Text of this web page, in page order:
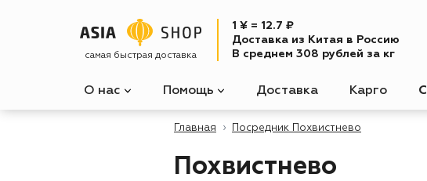
самая быстрая доставка
1 ¥ = 12.7 ₽
Доставка из Китая в Россию
В среднем 308 рублей за кг
О нас Помощь Доставка Карго
Главная Посредник Похвистнево
Похвистнево